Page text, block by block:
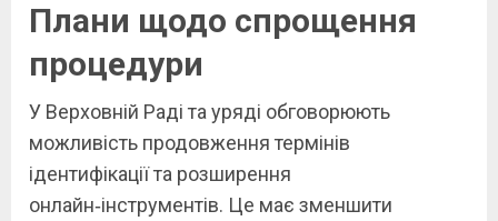
Плани щодо спрощення
процедури
У Верховній Раді та уряді обговорюють
можливість продовження термінів
ідентифікації та розширення
онлайн‑інструментів. Це має зменшити